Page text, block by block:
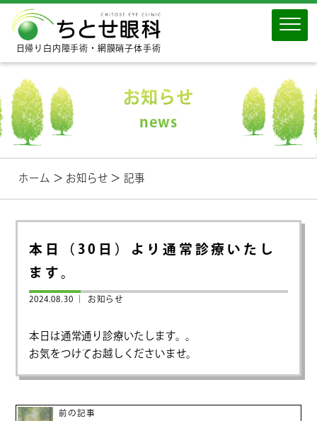
日帰り白内障手術・網膜硝子体手術
お知らせ
news
ホーム ＞ お知らせ ＞ 記事
本日（30日）より通常診療いたし
ます。
2024.08.30 ｜ お知らせ
本日は通常通り診療いたします。。
お気をつけてお越しくださいませ。
前の記事